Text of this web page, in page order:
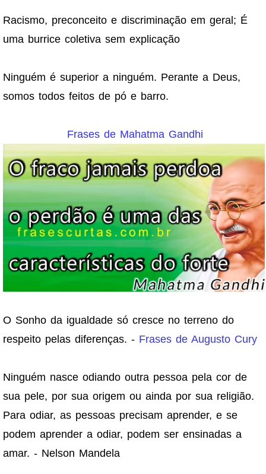
Racismo, preconceito e discriminação em geral; É
uma burrice coletiva sem explicação
Ninguém é superior a ninguém. Perante a Deus,
somos todos feitos de pó e barro.
Frases de Mahatma Gandhi
O Sonho da igualdade só cresce no terreno do
respeito pelas diferenças. - Frases de Augusto Cury
Ninguém nasce odiando outra pessoa pela cor de
sua pele, por sua origem ou ainda por sua religião.
Para odiar, as pessoas precisam aprender, e se
podem aprender a odiar, podem ser ensinadas a
amar. - Nelson Mandela